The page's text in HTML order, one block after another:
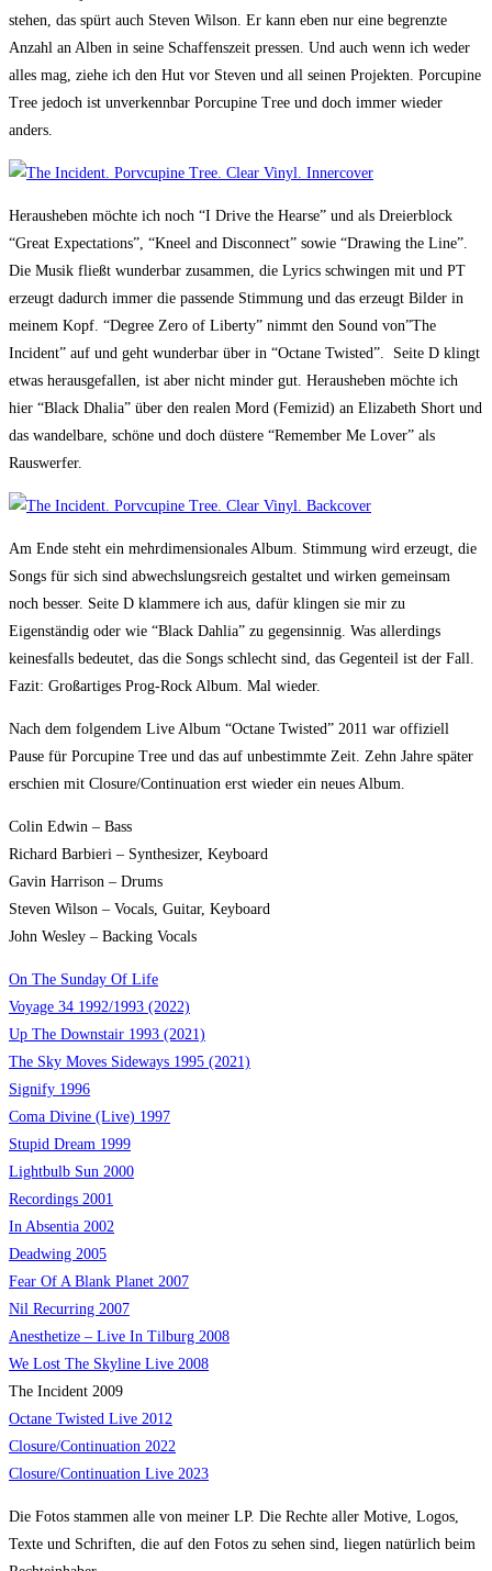
stehen, das spürt auch Steven Wilson. Er kann eben nur eine begrenzte
Anzahl an Alben in seine Schaffenszeit pressen. Und auch wenn ich weder
alles mag, ziehe ich den Hut vor Steven und all seinen Projekten. Porcupine
Tree jedoch ist unverkennbar Porcupine Tree und doch immer wieder
anders.
Herausheben möchte ich noch “I Drive the Hearse” und als Dreierblock
“Great Expectations”, “Kneel and Disconnect” sowie “Drawing the Line”.
Die Musik fließt wunderbar zusammen, die Lyrics schwingen mit und PT
erzeugt dadurch immer die passende Stimmung und das erzeugt Bilder in
meinem Kopf. “Degree Zero of Liberty” nimmt den Sound von”The
Incident” auf und geht wunderbar über in “Octane Twisted”. Seite D klingt
etwas herausgefallen, ist aber nicht minder gut. Herausheben möchte ich
hier “Black Dhalia” über den realen Mord (Femizid) an Elizabeth Short und
das wandelbare, schöne und doch düstere “Remember Me Lover” als
Rauswerfer.
Am Ende steht ein mehrdimensionales Album. Stimmung wird erzeugt, die
Songs für sich sind abwechslungsreich gestaltet und wirken gemeinsam
noch besser. Seite D klammere ich aus, dafür klingen sie mir zu
Eigenständig oder wie “Black Dahlia” zu gegensinnig. Was allerdings
keinesfalls bedeutet, das die Songs schlecht sind, das Gegenteil ist der Fall.
Fazit: Großartiges Prog-Rock Album. Mal wieder.
Nach dem folgendem Live Album “Octane Twisted” 2011 war offiziell
Pause für Porcupine Tree und das auf unbestimmte Zeit. Zehn Jahre später
erschien mit Closure/Continuation erst wieder ein neues Album.
Colin Edwin – Bass
Richard Barbieri – Synthesizer, Keyboard
Gavin Harrison – Drums
Steven Wilson – Vocals, Guitar, Keyboard
John Wesley – Backing Vocals
On The Sunday Of Life
Voyage 34 1992/1993 (2022)
Up The Downstair 1993 (2021)
The Sky Moves Sideways 1995 (2021)
Signify 1996
Coma Divine (Live) 1997
Stupid Dream 1999
Lightbulb Sun 2000
Recordings 2001
In Absentia 2002
Deadwing 2005
Fear Of A Blank Planet 2007
Nil Recurring 2007
Anesthetize – Live In Tilburg 2008
We Lost The Skyline Live 2008
The Incident 2009
Octane Twisted Live 2012
Closure/Continuation 2022
Closure/Continuation Live 2023
Die Fotos stammen alle von meiner LP. Die Rechte aller Motive, Logos,
Texte und Schriften, die auf den Fotos zu sehen sind, liegen natürlich beim